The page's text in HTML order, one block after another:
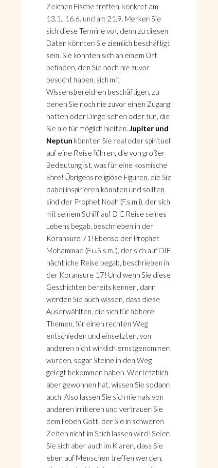
Zeichen Fische treffen, konkret am
13.1., 16.6. und am 21.9. Merken Sie
sich diese Termine vor, denn zu diesen
Daten könnten Sie ziemlich beschäftigt
sein. Sie könnten sich an einem Ort
befinden, den Sie noch nie zuvor
besucht haben, sich mit
Wissensbereichen beschäftigen, zu
denen Sie noch nie zuvor einen Zugang
hatten oder Dinge sehen oder tun, die
Sie nie für möglich hielten. Jupiter und
Neptun könnten Sie real oder spirituell
auf eine Reise führen, die von großer
Bedeutung ist, was für eine kosmische
Ehre! Übrigens religiöse Figuren, die Sie
dabei inspirieren könnten und sollten
sind der Prophet Noah (F.s.m.i), der sich
mit seinem Schiff auf DIE Reise seines
Lebens begab, beschrieben in der
Koransure 71! Ebenso der Prophet
Mohammad (F.u.S.s.m.i), der sich auf DIE
nächtliche Reise begab, beschrieben in
der Koransure 17! Und wenn Sie diese
Geschichten bereits kennen, dann
werden Sie auch wissen, dass diese
Auserwählten, die sich für höhere
Themen, für einen rechten Weg
entschieden und einsetzten, von
anderen nicht wirklich ernstgenommen
wurden, sogar Steine in den Weg
gelegt bekommen haben. Wer letztlich
aber gewonnen hat, wissen Sie sodann
auch. Also lassen Sie sich niemals von
anderen irritieren und vertrauen Sie
dem lieben Gott, der Sie in schweren
Zeiten nicht im Stich lassen wird! Seien
Sie sich aber auch im Klaren, dass Sie
eben auf Menschen treffen werden,